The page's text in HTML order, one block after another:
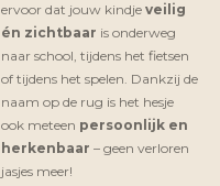
ervoor dat jouw kindje veilig
én zichtbaar is onderweg
naar school, tijdens het fietsen
of tijdens het spelen. Dankzij de
naam op de rug is het hesje
ook meteen persoonlijk en
herkenbaar – geen verloren
jasjes meer!